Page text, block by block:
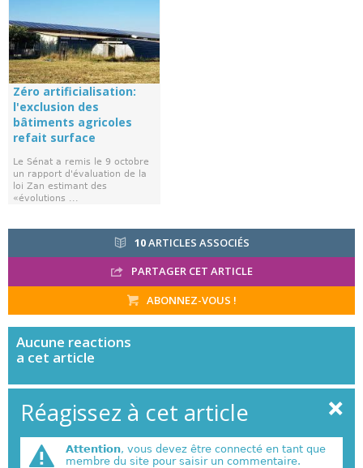
Zéro artificialisation:
l'exclusion des
bâtiments agricoles
refait surface
Le Sénat a remis le 9 octobre
un rapport d'évaluation de la
loi Zan estimant des
«évolutions ...
10ARTICLES ASSOCIÉS
PARTAGER CET ARTICLE
ABONNEZ-VOUS !
Aucune reactions
a cet article
Réagissez à cet article
Attention, vous devez être connecté en tant que
membre du site pour saisir un commentaire.